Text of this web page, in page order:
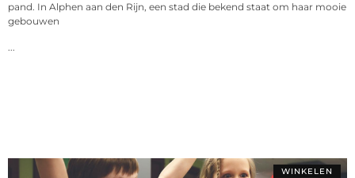
pand. In Alphen aan den Rijn, een stad die bekend staat om haar mooie
gebouwen
WINKELEN